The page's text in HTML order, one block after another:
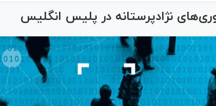
نژادپرستانه در پلیس انگلیس